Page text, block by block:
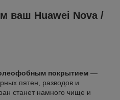
ваш Huawei Nova /
покрытием —
пятен, разводов и
станет намного чище и